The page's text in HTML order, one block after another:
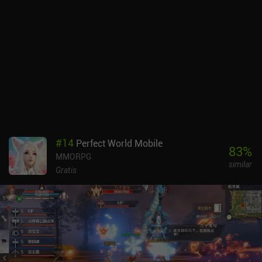
#14 Perfect World Mobile
MMORPG
Gratis
83%
similar